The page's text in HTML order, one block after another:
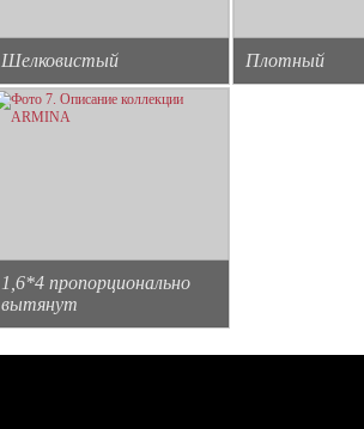
Шелковистый Плотный
1,6*4 пропорционально
вытянут